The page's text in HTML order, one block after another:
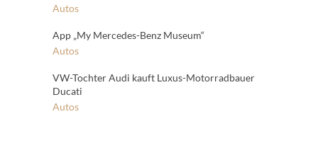
Autos
App „My Mercedes-Benz Museum“
Autos
VW-Tochter Audi kauft Luxus-Motorradbauer
Ducati
Autos